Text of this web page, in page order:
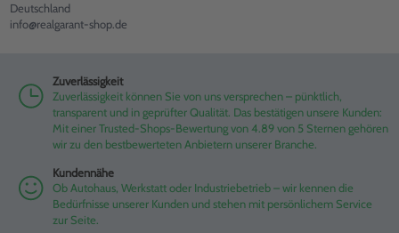
Deutschland
info@realgarant-shop.de
Zuverlässigkeit
Zuverlässigkeit können Sie von uns versprechen – pünktlich,
transparent und in geprüfter Qualität. Das bestätigen unsere Kunden:
Mit einer Trusted-Shops-Bewertung von 4.89 von 5 Sternen gehören
wir zu den bestbewerteten Anbietern unserer Branche.
Kundennähe
Ob Autohaus, Werkstatt oder Industriebetrieb – wir kennen die
Bedürfnisse unserer Kunden und stehen mit persönlichem Service
zur Seite.